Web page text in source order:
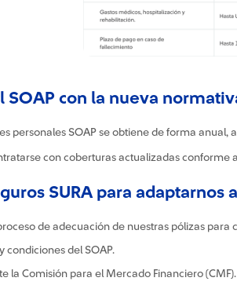
SOAP con la nueva
personales SOAP se obtiene de forma
con coberturas actualizadas
SURA para adaptarnos
de adecuación de nuestras pólizas
del SOAP.
la Comisión para el Mercado Financiero (CMF).